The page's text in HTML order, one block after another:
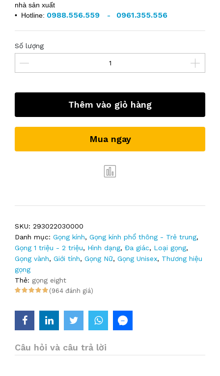
nhà sản xuất
• Hotline: 0988.556.559 - 0961.355.556
Số lượng
Thêm vào giỏ hàng
Mua ngay
SKU: 293022030000
Danh mục: Gọng kính, Gọng kính phổ thông - Trẻ trung,
Gọng 1 triệu - 2 triệu, Hình dạng, Đa giác, Loại gọng,
Gọng vành, Giới tính, Gọng Nữ, Gọng Unisex, Thương hiệu
gọng
Thẻ: gọng eight
(964 đánh giá)
Câu hỏi và câu trả lời